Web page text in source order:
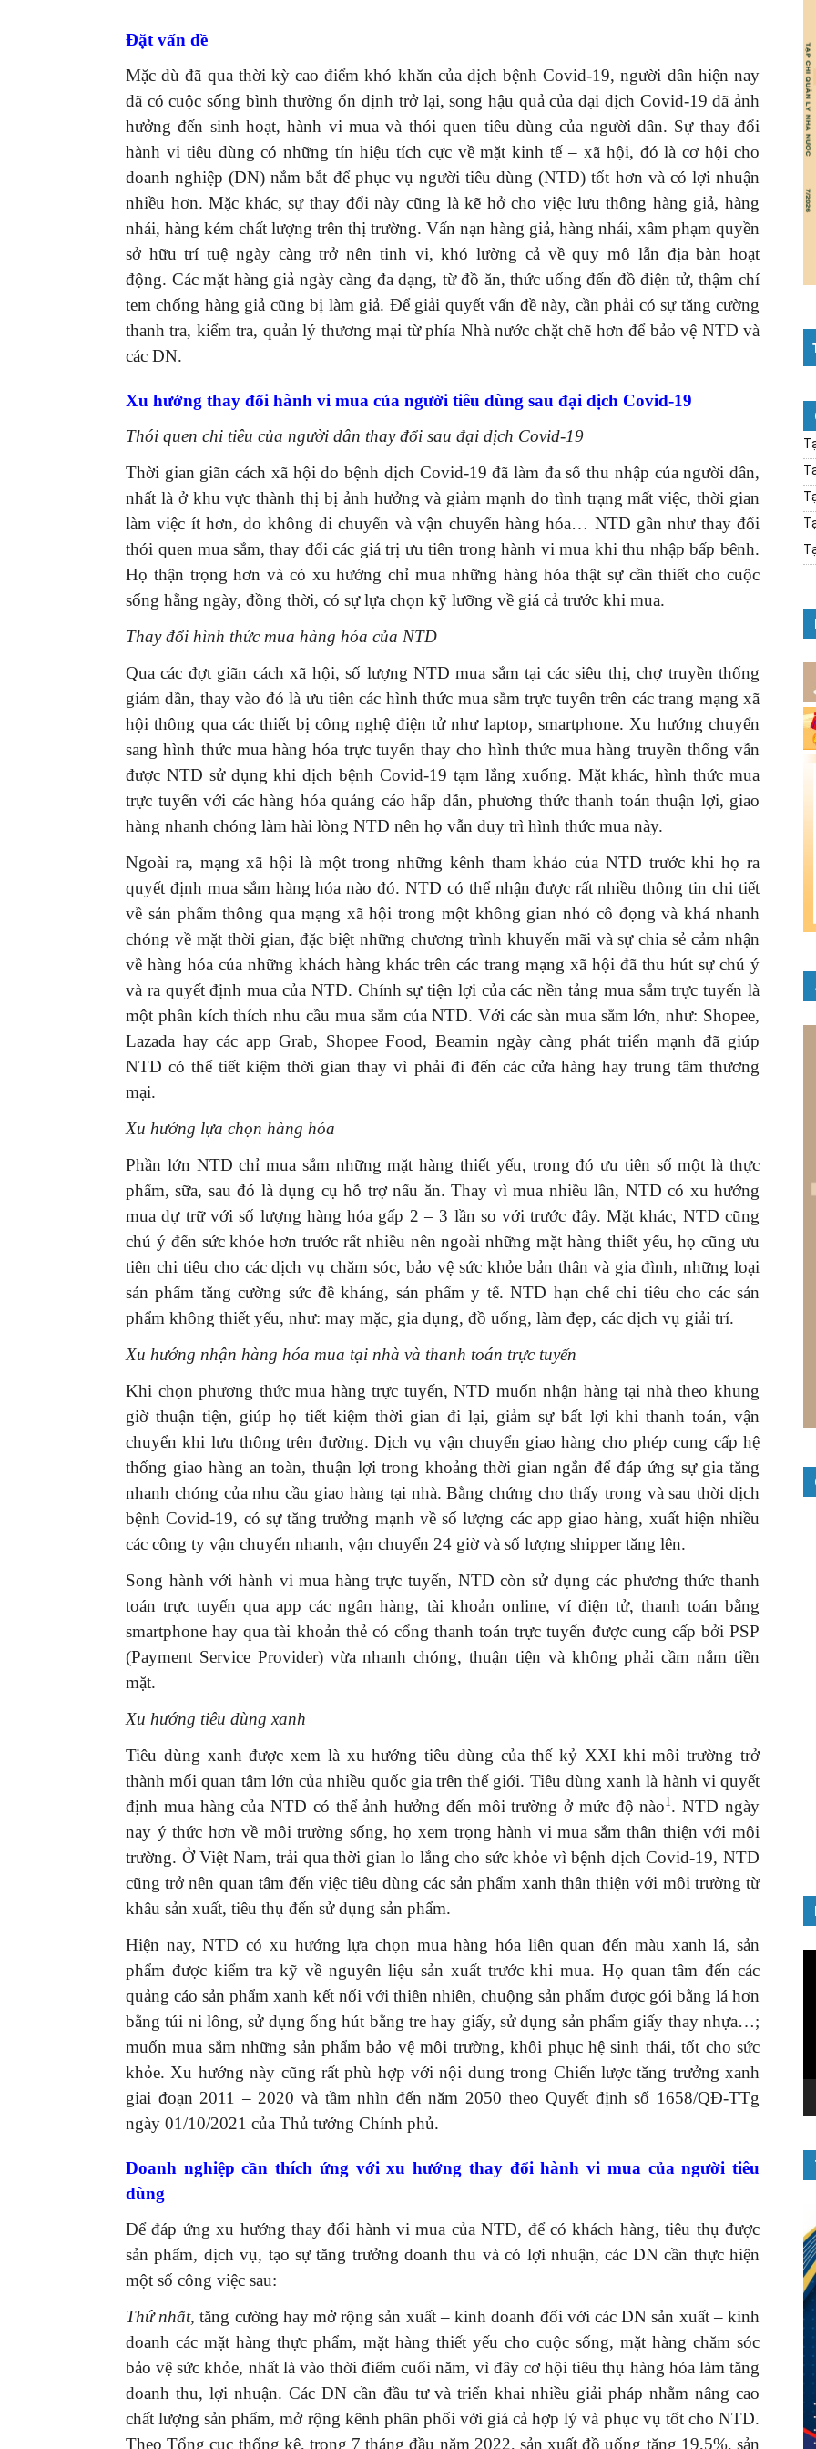
Đặt vấn đề
Mặc dù đã qua thời kỳ cao điểm khó khăn của dịch bệnh Covid-19, người dân hiện nay
đã có cuộc sống bình thường ổn định trở lại, song hậu quả của đại dịch Covid-19 đã ảnh
hưởng đến sinh hoạt, hành vi mua và thói quen tiêu dùng của người dân. Sự thay đổi
hành vi tiêu dùng có những tín hiệu tích cực về mặt kinh tế – xã hội, đó là cơ hội cho
doanh nghiệp (DN) nắm bắt để phục vụ người tiêu dùng (NTD) tốt hơn và có lợi nhuận
nhiều hơn. Mặc khác, sự thay đổi này cũng là kẽ hở cho việc lưu thông hàng giả, hàng
nhái, hàng kém chất lượng trên thị trường. Vấn nạn hàng giả, hàng nhái, xâm phạm quyền
sở hữu trí tuệ ngày càng trở nên tinh vi, khó lường cả về quy mô lẫn địa bàn hoạt
động. Các mặt hàng giả ngày càng đa dạng, từ đồ ăn, thức uống đến đồ điện tử, thậm chí
tem chống hàng giả cũng bị làm giả. Để giải quyết vấn đề này, cần phải có sự tăng cường
thanh tra, kiểm tra, quản lý thương mại từ phía Nhà nước chặt chẽ hơn để bảo vệ NTD và
các DN.
Xu hướng thay đổi hành vi mua của người tiêu dùng sau đại dịch Covid-19
Thói quen chi tiêu của người dân thay đổi sau đại dịch Covid-19
Thời gian giãn cách xã hội do bệnh dịch Covid-19 đã làm đa số thu nhập của người dân,
nhất là ở khu vực thành thị bị ảnh hưởng và giảm mạnh do tình trạng mất việc, thời gian
làm việc ít hơn, do không di chuyển và vận chuyển hàng hóa… NTD gần như thay đổi
thói quen mua sắm, thay đổi các giá trị ưu tiên trong hành vi mua khi thu nhập bấp bênh.
Họ thận trọng hơn và có xu hướng chỉ mua những hàng hóa thật sự cần thiết cho cuộc
sống hằng ngày, đồng thời, có sự lựa chọn kỹ lưỡng về giá cả trước khi mua.
Thay đổi hình thức mua hàng hóa của NTD
Qua các đợt giãn cách xã hội, số lượng NTD mua sắm tại các siêu thị, chợ truyền thống
giảm dần, thay vào đó là ưu tiên các hình thức mua sắm trực tuyến trên các trang mạng xã
hội thông qua các thiết bị công nghệ điện tử như laptop, smartphone. Xu hướng chuyển
sang hình thức mua hàng hóa trực tuyến thay cho hình thức mua hàng truyền thống vẫn
được NTD sử dụng khi dịch bệnh Covid-19 tạm lắng xuống. Mặt khác, hình thức mua
trực tuyến với các hàng hóa quảng cáo hấp dẫn, phương thức thanh toán thuận lợi, giao
hàng nhanh chóng làm hài lòng NTD nên họ vẫn duy trì hình thức mua này.
Ngoài ra, mạng xã hội là một trong những kênh tham khảo của NTD trước khi họ ra
quyết định mua sắm hàng hóa nào đó. NTD có thể nhận được rất nhiều thông tin chi tiết
về sản phẩm thông qua mạng xã hội trong một không gian nhỏ cô đọng và khá nhanh
chóng về mặt thời gian, đặc biệt những chương trình khuyến mãi và sự chia sẻ cảm nhận
về hàng hóa của những khách hàng khác trên các trang mạng xã hội đã thu hút sự chú ý
và ra quyết định mua của NTD. Chính sự tiện lợi của các nền tảng mua sắm trực tuyến là
một phần kích thích nhu cầu mua sắm của NTD. Với các sàn mua sắm lớn, như: Shopee,
Lazada hay các app Grab, Shopee Food, Beamin ngày càng phát triển mạnh đã giúp
NTD có thể tiết kiệm thời gian thay vì phải đi đến các cửa hàng hay trung tâm thương
mại.
Xu hướng lựa chọn hàng hóa
Phần lớn NTD chỉ mua sắm những mặt hàng thiết yếu, trong đó ưu tiên số một là thực
phẩm, sữa, sau đó là dụng cụ hỗ trợ nấu ăn. Thay vì mua nhiều lần, NTD có xu hướng
mua dự trữ với số lượng hàng hóa gấp 2 – 3 lần so với trước đây. Mặt khác, NTD cũng
chú ý đến sức khỏe hơn trước rất nhiều nên ngoài những mặt hàng thiết yếu, họ cũng ưu
tiên chi tiêu cho các dịch vụ chăm sóc, bảo vệ sức khỏe bản thân và gia đình, những loại
sản phẩm tăng cường sức đề kháng, sản phẩm y tế. NTD hạn chế chi tiêu cho các sản
phẩm không thiết yếu, như: may mặc, gia dụng, đồ uống, làm đẹp, các dịch vụ giải trí.
Xu hướng nhận hàng hóa mua tại nhà và thanh toán trực tuyến
Khi chọn phương thức mua hàng trực tuyến, NTD muốn nhận hàng tại nhà theo khung
giờ thuận tiện, giúp họ tiết kiệm thời gian đi lại, giảm sự bất lợi khi thanh toán, vận
chuyển khi lưu thông trên đường. Dịch vụ vận chuyển giao hàng cho phép cung cấp hệ
thống giao hàng an toàn, thuận lợi trong khoảng thời gian ngắn để đáp ứng sự gia tăng
nhanh chóng của nhu cầu giao hàng tại nhà. Bằng chứng cho thấy trong và sau thời dịch
bệnh Covid-19, có sự tăng trưởng mạnh về số lượng các app giao hàng, xuất hiện nhiều
các công ty vận chuyển nhanh, vận chuyển 24 giờ và số lượng shipper tăng lên.
Song hành với hành vi mua hàng trực tuyến, NTD còn sử dụng các phương thức thanh
toán trực tuyến qua app các ngân hàng, tài khoản online, ví điện tử, thanh toán bằng
smartphone hay qua tài khoản thẻ có cổng thanh toán trực tuyến được cung cấp bởi PSP
(Payment Service Provider) vừa nhanh chóng, thuận tiện và không phải cầm nắm tiền
mặt.
Xu hướng tiêu dùng xanh
Tiêu dùng xanh được xem là xu hướng tiêu dùng của thế kỷ XXI khi môi trường trở
thành mối quan tâm lớn của nhiều quốc gia trên thế giới. Tiêu dùng xanh là hành vi quyết
định mua hàng của NTD có thể ảnh hưởng đến môi trường ở mức độ nào1 . NTD ngày
nay ý thức hơn về môi trường sống, họ xem trọng hành vi mua sắm thân thiện với môi
trường. Ở Việt Nam, trải qua thời gian lo lắng cho sức khỏe vì bệnh dịch Covid-19, NTD
cũng trở nên quan tâm đến việc tiêu dùng các sản phẩm xanh thân thiện với môi trường từ
khâu sản xuất, tiêu thụ đến sử dụng sản phẩm.
Hiện nay, NTD có xu hướng lựa chọn mua hàng hóa liên quan đến màu xanh lá, sản
phẩm được kiểm tra kỹ về nguyên liệu sản xuất trước khi mua. Họ quan tâm đến các
quảng cáo sản phẩm xanh kết nối với thiên nhiên, chuộng sản phẩm được gói bằng lá hơn
bằng túi ni lông, sử dụng ống hút bằng tre hay giấy, sử dụng sản phẩm giấy thay nhựa…;
muốn mua sắm những sản phẩm bảo vệ môi trường, khôi phục hệ sinh thái, tốt cho sức
khỏe. Xu hướng này cũng rất phù hợp với nội dung trong Chiến lược tăng trưởng xanh
giai đoạn 2011 – 2020 và tầm nhìn đến năm 2050 theo Quyết định số 1658/QĐ-TTg
ngày 01/10/2021 của Thủ tướng Chính phủ.
Doanh nghiệp cần thích ứng với xu hướng thay đổi hành vi mua của người tiêu
dùng
Để đáp ứng xu hướng thay đổi hành vi mua của NTD, để có khách hàng, tiêu thụ được
sản phẩm, dịch vụ, tạo sự tăng trưởng doanh thu và có lợi nhuận, các DN cần thực hiện
một số công việc sau:
Thứ nhất, tăng cường hay mở rộng sản xuất – kinh doanh đối với các DN sản xuất – kinh
doanh các mặt hàng thực phẩm, mặt hàng thiết yếu cho cuộc sống, mặt hàng chăm sóc
bảo vệ sức khỏe, nhất là vào thời điểm cuối năm, vì đây cơ hội tiêu thụ hàng hóa làm tăng
doanh thu, lợi nhuận. Các DN cần đầu tư và triển khai nhiều giải pháp nhằm nâng cao
chất lượng sản phẩm, mở rộng kênh phân phối với giá cả hợp lý và phục vụ tốt cho NTD.
Theo Tổng cục thống kê, trong 7 tháng đầu năm 2022, sản xuất đồ uống tăng 19,5%, sản